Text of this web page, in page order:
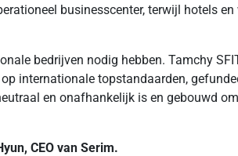
businesscenter, terwijl hotels
bedrijven nodig hebben. Tamchy
internationale topstandaarden,
en onafhankelijk is en gebouwd
CEO van Serim.